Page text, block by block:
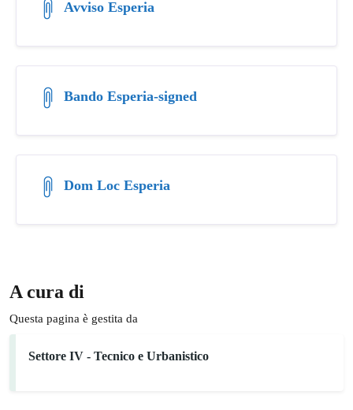
Avviso Esperia
Bando Esperia-signed
Dom Loc Esperia
A cura di
Questa pagina è gestita da
Settore IV - Tecnico e Urbanistico